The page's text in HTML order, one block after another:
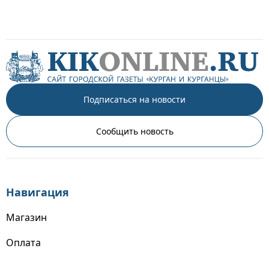
Подписаться на новости
Сообщить новость
Навигация
Магазин
Оплата